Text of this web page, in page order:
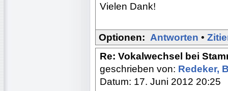
Vielen Dank!
Optionen: Antworten •
Re: Vokalwechsel bei
geschrieben von: Redeker,
Datum: 17. Juni 2012 20:25